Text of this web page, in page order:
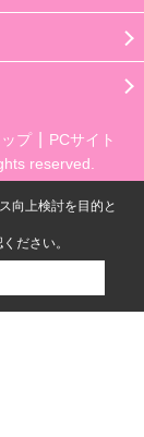
プ
PCサイト
reserved.
向上検討を目的と
ださい。